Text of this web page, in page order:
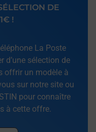
DE
!
La Poste
d’une sélection de
offrir un modèle à
sur notre site ou
pour connaître
à cette offre.